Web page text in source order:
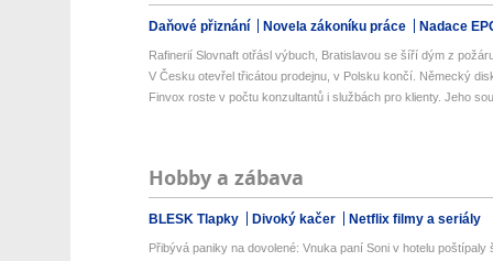
Daňové přiznání Novela zákoníku práce Nadace
Rafinerií Slovnaft otřásl výbuch, Bratislavou se šíří dým z
V Česku otevřel třicátou prodejnu, v Polsku končí. Německý
Finvox roste v počtu konzultantů i službách pro klienty. Jeho
Hobby a zábava
BLESK Tlapky Divoký kačer Netflix filmy a seriály
Přibývá paniky na dovolené: Vnuka paní Soni v hotelu poštípaly